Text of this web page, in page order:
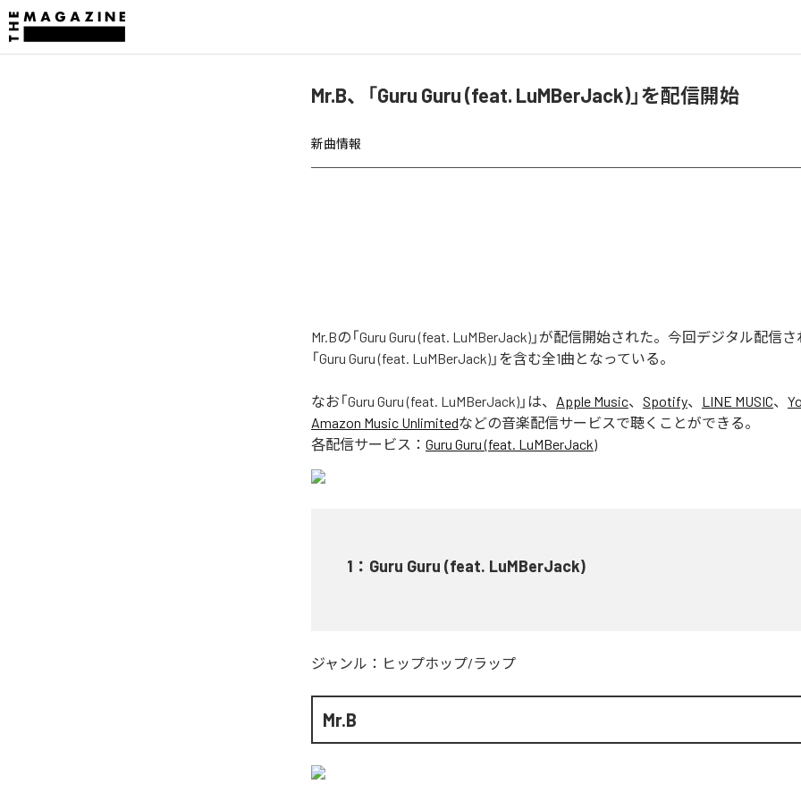
Mr.B、「Guru Guru (feat. LuMBerJack)」を配信開始
新曲情報
Mr.Bの「Guru Guru (feat. LuMBerJack)」が配信開始された。今回デジタル配信さ
「Guru Guru (feat. LuMBerJack)」を含む全1曲となっている。
なお「Guru Guru (feat. LuMBerJack) 」は、 Apple Music、 Spotify、 LINE MUSIC、
Amazon Music Unlimitedなどの音楽配信サービスで聴くことができる。
各配信サービス： Guru Guru (feat. LuMBerJack)
1 ： Guru Guru (feat. LuMBerJack)
ジャンル： ヒップホップ/ラップ
Mr.B